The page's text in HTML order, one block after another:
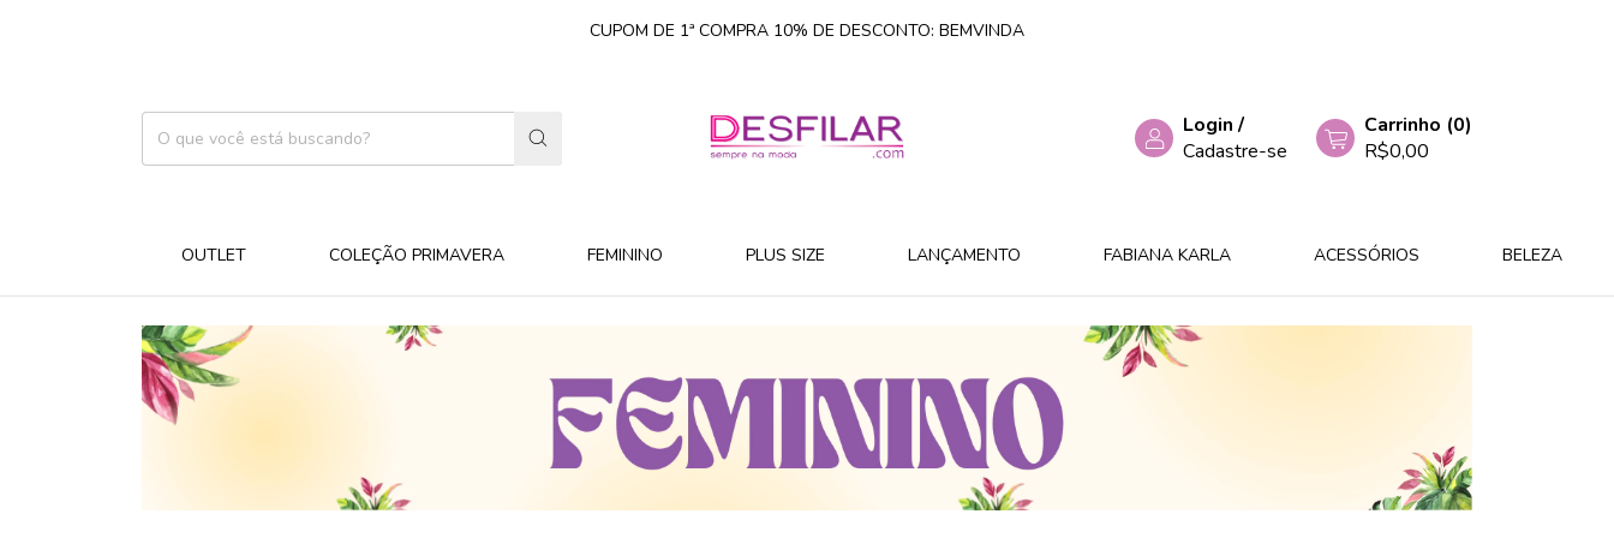
CUPOM DE 1ª COMPRA 10% DE DESCONTO: BEMVINDA
Login /
Cadastre-se
Carrinho (0)
R$0,00
OUTLET COLEÇÃO PRIMAVERA FEMININO PLUS SIZE LANÇAMENTO FABIANA KARLA ACESSÓRIOS BELEZA